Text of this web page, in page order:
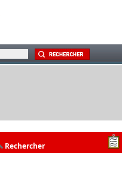
Rechercher